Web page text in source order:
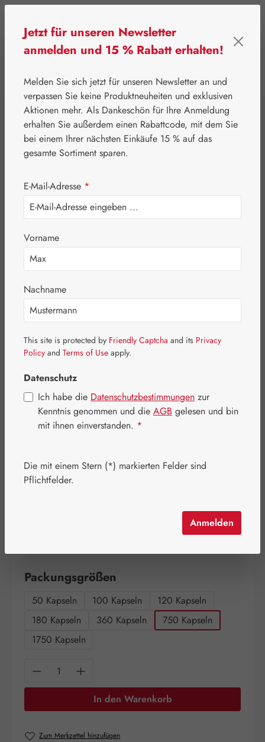
⌂ Gall Pharma Aminosäuren
Tyrosin 500 mg
GPH Kapseln
Bildergalerie überspringen
Regulärer Preis:
316,90 €
Inhalt:0.483 Milligramm
Schnell zuschlagen! Es sind nur noch wenige Artikel
Packungsgrößen
50 Kapseln 100 Kapseln
120 Kapseln
180 Kapseln
360 Kapseln
750 Kapseln
1750 Kapseln
Produkt Anzahl: Gib den gewünschten
In den Warenkorb
Zum Merkzettel hinzufügen
Jetzt für unseren Newsletter
anmelden und 15 % Rabatt erhalten!
Melden Sie sich jetzt für unseren Newsletter an und
verpassen Sie keine Produktneuheiten und exklusiven
Aktionen mehr. Als Dankeschön für Ihre Anmeldung
erhalten Sie außerdem einen Rabattcode, mit dem Sie
bei einem Ihrer nächsten Einkäufe 15 % auf das
gesamte Sortiment sparen.
E-Mail-Adresse *
Vorname
Nachname
This site is protected by Friendly Captcha and its Privacy
Policy and Terms of Use apply.
Datenschutz
Ich habe die Datenschutzbestimmungen zur
Kenntnis genommen und die AGB gelesen und bin
mit ihnen einverstanden. *
Die mit einem Stern (*) markierten Felder sind
Pflichtfelder.
Anmelden